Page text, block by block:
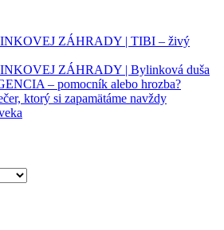
ZÁHRADY | TIBI – živý
ZÁHRADY | Bylinková duša
– pomocník alebo hrozba?
ktorý si zapamätáme navždy